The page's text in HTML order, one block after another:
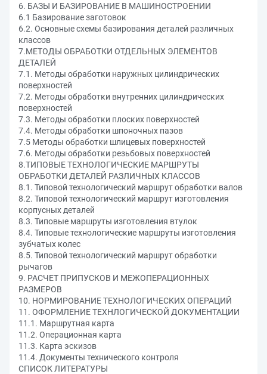
6. БАЗЫ И БАЗИРОВАНИЕ В МАШИНОСТРОЕНИИ
6.1 Базирование заготовок
6.2. Основные схемы базирования деталей различных
классов
7.МЕТОДЫ ОБРАБОТКИ ОТДЕЛЬНЫХ ЭЛЕМЕНТОВ
ДЕТАЛЕЙ
7.1. Методы обработки наружных цилиндрических
поверхностей
7.2. Методы обработки внутренних цилиндрических
поверхностей
7.3. Методы обработки плоских поверхностей
7.4. Методы обработки шпоночных пазов
7.5 Методы обработки шлицевых поверхностей
7.6. Методы обработки резьбовых поверхностей
8.ТИПОВЫЕ ТЕХНОЛОГИЧЕСКИЕ МАРШРУТЫ
ОБРАБОТКИ ДЕТАЛЕЙ РАЗЛИЧНЫХ КЛАССОВ
8.1. Типовой технологический маршрут обработки валов
8.2. Типовой технологический маршрут изготовления
корпусных деталей
8.3. Типовые маршруты изготовления втулок
8.4. Типовые технологические маршруты изготовления
зубчатых колес
8.5. Типовой технологический маршрут обработки
рычагов
9. РАСЧЕТ ПРИПУСКОВ И МЕЖОПЕРАЦИОННЫХ
РАЗМЕРОВ
10. НОРМИРОВАНИЕ ТЕХНОЛОГИЧЕСКИХ ОПЕРАЦИЙ
11. ОФОРМЛЕНИЕ ТЕХНЛОГИЧЕСКОЙ ДОКУМЕНТАЦИИ
11.1. Маршрутная карта
11.2. Операционная карта
11.3. Карта эскизов
11.4. Документы технического контроля
СПИСОК ЛИТЕРАТУРЫ